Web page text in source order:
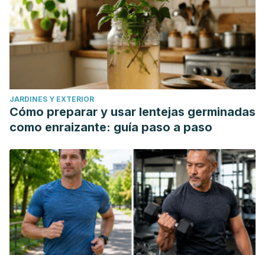
JARDINES Y EXTERIOR
Cómo preparar y usar lentejas germinadas
como enraizante: guía paso a paso